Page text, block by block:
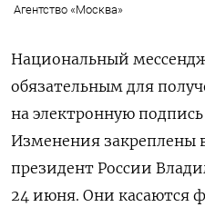
Агентство «Москва»
Национальный
обязательным для
на электронную
Изменения закреплены
президент России
24 июня. Они касаются